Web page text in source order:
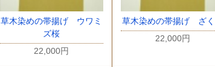
草木染めの帯揚げ ウワミ
ズ桜
22,000円
草木染めの帯揚げ ざ
22,000円